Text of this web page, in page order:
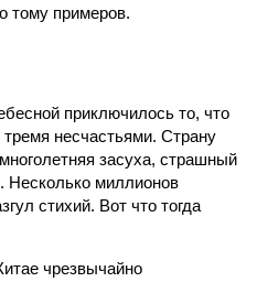
тому примеров.
приключилось то, что
несчастьями. Страну
засуха, страшный
Несколько миллионов
стихий. Вот что тогда
чрезвычайно